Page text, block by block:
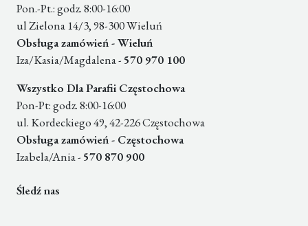
Pon.-Pt.: godz. 8:00-16:00
ul Zielona 14/3, 98-300 Wieluń
Obsługa zamówień - Wieluń
Iza/Kasia/Magdalena - 570 970 100
Wszystko Dla Parafii Częstochowa
Pon-Pt: godz. 8:00-16:00
ul. Kordeckiego 49, 42-226 Częstochowa
Obsługa zamówień - Częstochowa
Izabela/Ania - 570 870 900
Śledź nas